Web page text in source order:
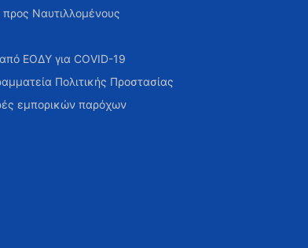
προς Ναυτιλλομένους
ΕΟΔΥ για COVID-19
Πολιτικής Προστασίας
εμπορικών παρόχων